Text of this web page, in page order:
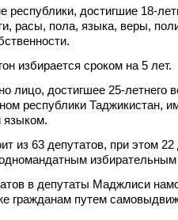
достигшие 18-
расы, пола, языка, веры,
избирается сроком на 5 лет.
лицо, достигшее 25-летнего
республики Таджикистан,
языком.
из 63 депутатов, при этом
избирательным
в депутаты Маджлиси
гражданам путем